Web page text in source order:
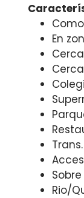
En
Rio/